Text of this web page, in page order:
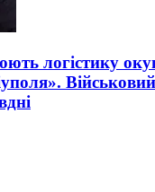
логістику